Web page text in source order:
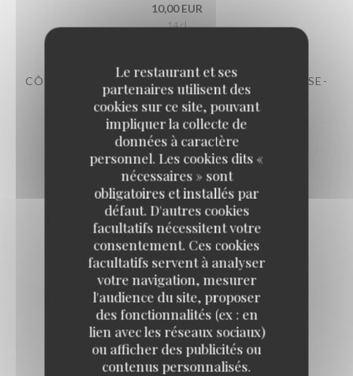
Le restaurant et ses
partenaires utilisent des
cookies sur ce site, pouvant
impliquer la collecte de
données à caractère
personnel. Les cookies dits «
nécessaires » sont
obligatoires et installés par
défaut. D'autres cookies
facultatifs nécessitent votre
consentement. Ces cookies
facultatifs servent à analyser
votre navigation, mesurer
l'audience du site, proposer
des fonctionnalités (ex : en
lien avec les réseaux sociaux)
ou afficher des publicités ou
contenus personnalisés.
10,00 EUR
14 cl
CÔTES DE PROVENCE -AOP –LAMPE DE MÉDUSE-
CHÂTEAU SAINTE ROSELINE 2024
12,00 EUR
14 cl
Les rouges
CÔTES-DU-RHÔNE MAISON DELAS 2022
7,00 EUR
14 cl
LANGUEDOC DOMAINE DE L'OSTAL 2022
8,00 EUR